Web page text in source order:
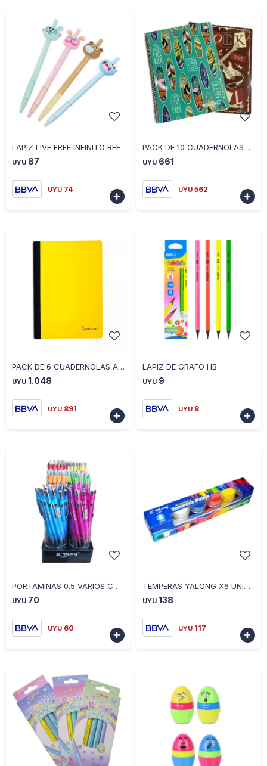
LAPIZ LIVE FREE INFINITO REF
UYU 87
UYU 74

PACK DE 10 CUADERNOLAS DISEÑOS VARIOS 70 HOJAS RAYADAS 4834297
UYU 661
UYU 562

PACK DE 6 CUADERNOLAS AMARILLAS 96 HOJAS TAPADURA 4832853
UYU 1.048
UYU 891

LAPIZ DE GRAFO HB
UYU 9
UYU 8

PORTAMINAS 0.5 VARIOS COLORES
UYU 70
UYU 60

TEMPERAS YALONG X6 UNIDADES 830003-6
UYU 138
UYU 117
